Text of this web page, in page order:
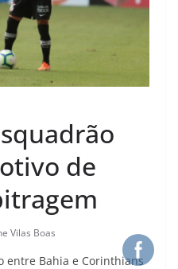
de
Vilas Boas
entre Bahia e Corinthians